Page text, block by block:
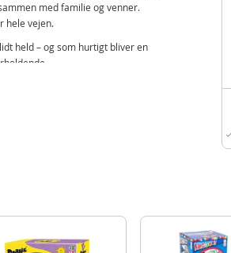
med familie og venner.
hele vejen.
held – og som hurtigt bliver en